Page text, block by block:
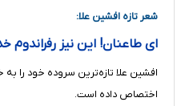
شعر تازه افشین علا:
ای طاعنان! این نیز رفراندوم
افشین علا تازه‌ترین سروده خود را
اختصاص داده است.